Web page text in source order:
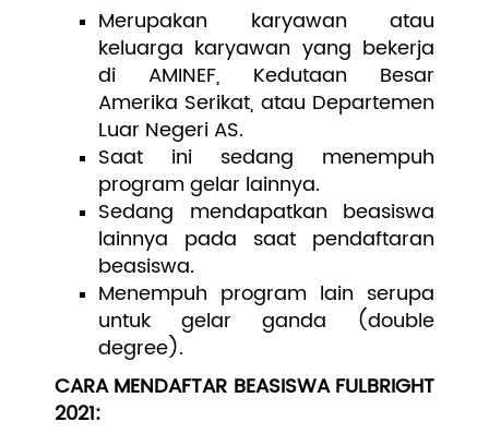
Merupakan karyawan atau
keluarga karyawan yang bekerja
di AMINEF, Kedutaan Besar
Amerika Serikat, atau Departemen
Luar Negeri AS.
Saat ini sedang menempuh
program gelar lainnya.
Sedang mendapatkan beasiswa
lainnya pada saat pendaftaran
beasiswa.
Menempuh program lain serupa
untuk gelar ganda (double
degree).
CARA MENDAFTAR BEASISWA FULBRIGHT
2021: